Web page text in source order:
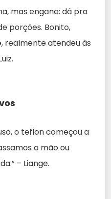
mas engana: dá pra
porções. Bonito,
atendeu às
o teflon começou a
a mão ou
– Liange.